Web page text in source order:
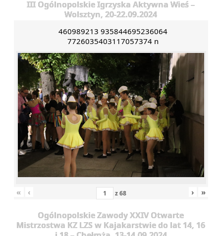
III Ogólnopolskie Igrzyska Aktywna Wieś –
Wolsztyn, 20-22.09.2024
460989213 935844695236064
7726035403117057374 n
« ‹ z68 › »
Ogólnopolskie Zawody XXIV Otwarte
Mistrzostwa KZ LZS w Kajakarstwie do lat 14, 16